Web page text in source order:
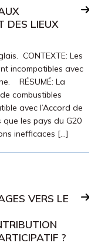
DES LIEUX
CONTEXTE: Les
incompatibles avec
RÉSUMÉ: La
combustibles
avec l’Accord de
les pays du G20
inefficaces […]
VERS LE
?